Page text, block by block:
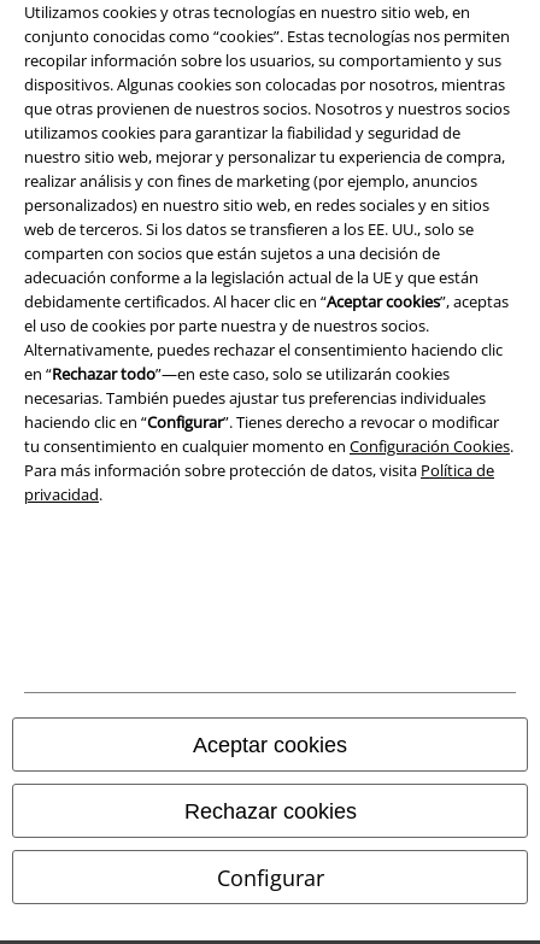
Utilizamos cookies y otras tecnologías en nuestro sitio web, en
conjunto conocidas como “cookies”. Estas tecnologías nos permiten
recopilar información sobre los usuarios, su comportamiento y sus
dispositivos. Algunas cookies son colocadas por nosotros, mientras
que otras provienen de nuestros socios. Nosotros y nuestros socios
utilizamos cookies para garantizar la fiabilidad y seguridad de
nuestro sitio web, mejorar y personalizar tu experiencia de compra,
realizar análisis y con fines de marketing (por ejemplo, anuncios
personalizados) en nuestro sitio web, en redes sociales y en sitios
web de terceros. Si los datos se transfieren a los EE. UU., solo se
comparten con socios que están sujetos a una decisión de
adecuación conforme a la legislación actual de la UE y que están
debidamente certificados. Al hacer clic en “Aceptar cookies”, aceptas
el uso de cookies por parte nuestra y de nuestros socios.
Alternativamente, puedes rechazar el consentimiento haciendo clic
en “Rechazar todo”—en este caso, solo se utilizarán cookies
necesarias. También puedes ajustar tus preferencias individuales
haciendo clic en “Configurar”. Tienes derecho a revocar o modificar
tu consentimiento en cualquier momento en Configuración Cookies.
Para más información sobre protección de datos, visita Política de
privacidad.
Aceptar cookies
Rechazar cookies
Configurar
A Warner Music Group Company
Seguridad
Aviso Legal
Ley protección de datos
Eliminación de residuos y protección del medioambiente
Declaración de Conformidad